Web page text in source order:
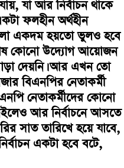
যা আর নির্বাচন থাকে
ফলহীন অর্থহীন
একদম হয়তো ভুলও হবে
কোনো উদ্যোগ আয়োজন
দেয়নি। আর এখন তো
বিএনপির নেতাকর্মী
নেতাকর্মীদের কোনো
আর নির্বাচনে আসতে
সাত তারিখে হয়ে যাবে,
একটা হবে বটে,